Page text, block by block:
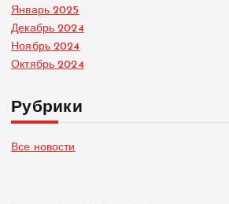
Январь 2025
Декабрь 2024
Ноябрь 2024
Октябрь 2024
Рубрики
Все новости